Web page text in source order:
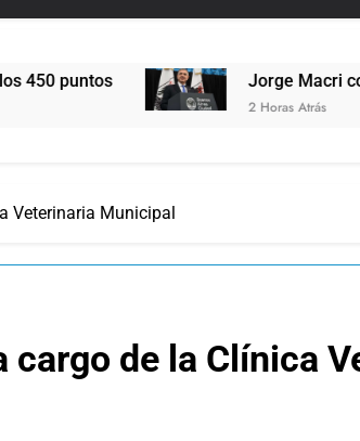
Jorge Macri condenó
2 Horas Atrás
Veterinaria Municipal
de la Clínica